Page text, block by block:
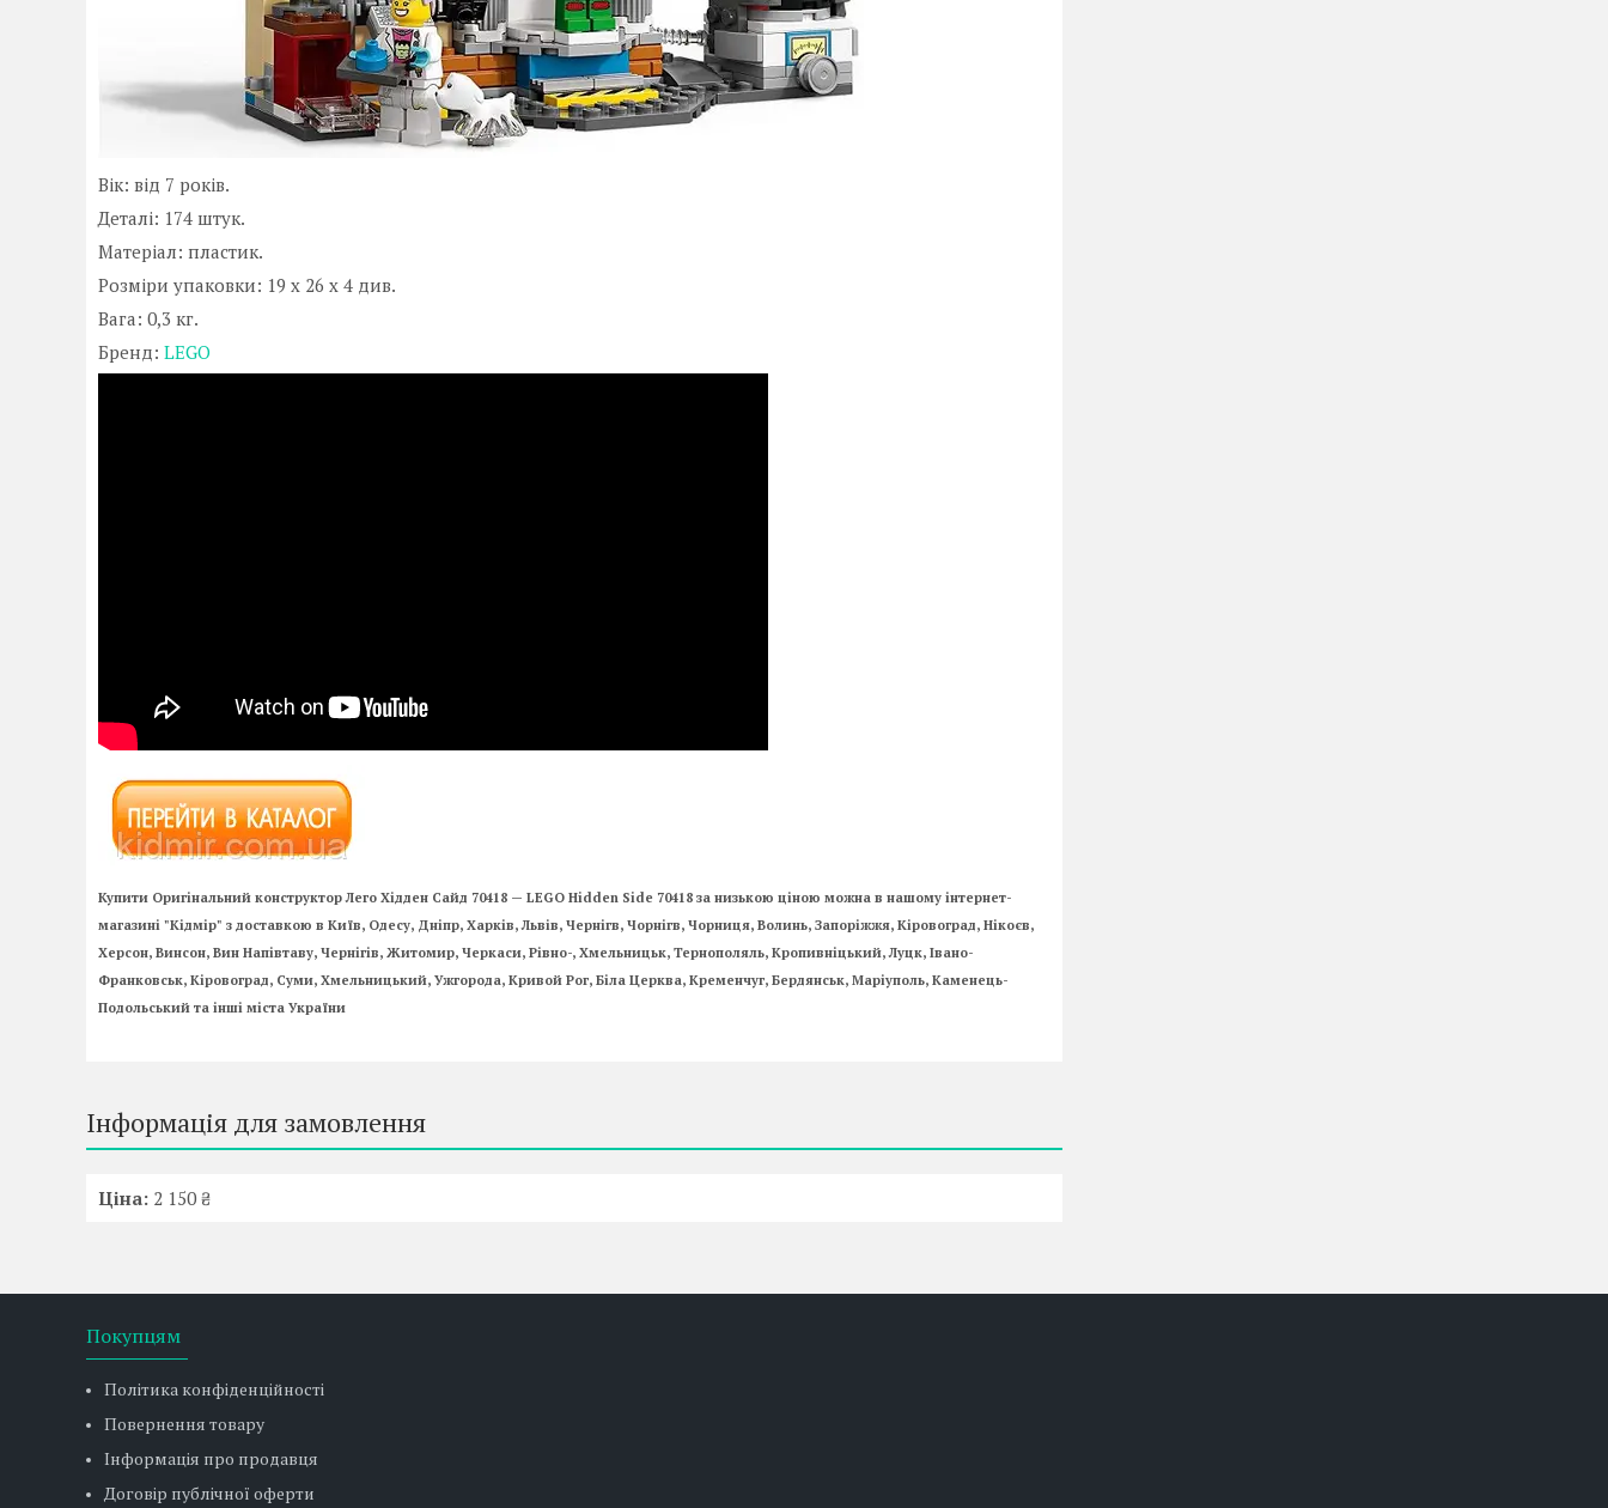
Вік: від 7 років.
Деталі: 174 штук.
Матеріал: пластик.
Розміри упаковки: 19 x 26 x 4 див.
Вага: 0,3 кг.
Бренд: LEGO
Купити Оригінальний конструктор Лего Хідден Сайд 70418 — LEGO Hidden Side 70418 за низькою ціною можна в нашому інтернет-
магазині "Кідмір" з доставкою в Київ, Одесу, Дніпр, Харків, Львів, Чернігв, Чорнігв, Чорниця, Волинь, Запоріжжя, Кіровоград, Нікоєв,
Херсон, Винсон, Вин Напівтаву, Чернігів, Житомир, Черкаси, Рівно-, Хмельницьк, Тернополяль, Кропивніцький, Луцк, Івано-
Франковськ, Кіровоград, Суми, Хмельницький, Ужгорода, Кривой Рог, Біла Церква, Кременчуг, Бердянськ, Маріуполь, Каменець-
Подольський та інші міста України
Інформація для замовлення
Ціна: 2 150 ₴
Покупцям
Політика конфіденційності
Повернення товару
Інформація про продавця
Договір публічної оферти